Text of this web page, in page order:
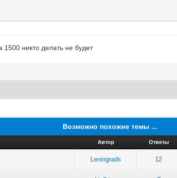
никто делать не будет
Возможно похожие темы ...
Автор Ответы
Leningrads 12